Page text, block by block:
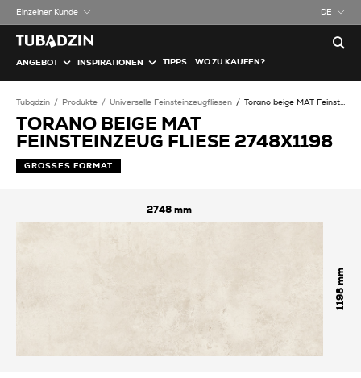
Einzelner Kunde DE
ANGEBOT INSPIRATIONEN TIPPS WO ZU KAUFEN?
Tubądzin Produkte Universelle Feinsteinzeugfliesen Torano beige MAT Feinsteinzeug Fliese
TORANO BEIGE MAT
FEINSTEINZEUG FLIESE 2748X1198
GROSSES FORMAT
2748
1198